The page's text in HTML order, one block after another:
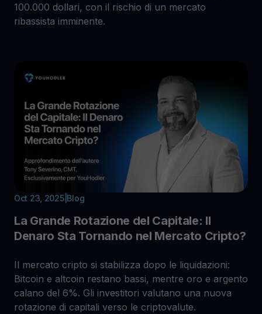
100.000 dollari, con il rischio di un mercato
ribassista imminente.
Oct 23, 2025| Blog
La Grande Rotazione del Capitale: Il
Denaro Sta Tornando nel Mercato Cripto?
Il mercato cripto si stabilizza dopo le liquidazioni:
Bitcoin e altcoin restano bassi, mentre oro e argento
calano del 6%. Gli investitori valutano una nuova
rotazione di capitali verso le criptovalute.